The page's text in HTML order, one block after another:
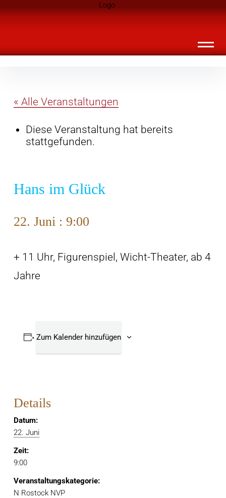
überspringen
Landknirpse – Die Zeitschrift für Leute
« Alle Veranstaltungen
Diese Veranstaltung hat bereits
stattgefunden.
Hans im Glück
22. Juni : 9:00
+ 11 Uhr, Figurenspiel, Wicht-Theater, ab 4
Jahre
Zum Kalender hinzufügen
Details
Datum:
22. Juni
Zeit:
9:00
Veranstaltungskategorie:
N Rostock NVP